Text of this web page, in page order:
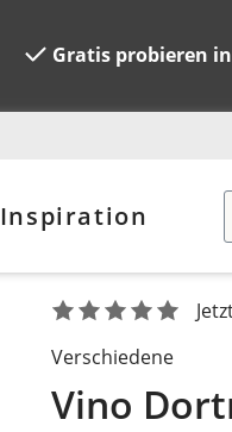
Gratis probieren
Inspiration
Verschiedene
Vino